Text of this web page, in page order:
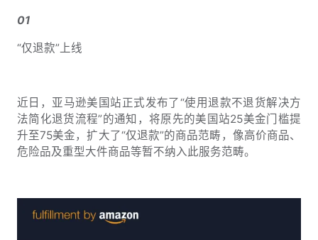
01
“仅退款”上线
近日，亚马逊美国站正式发布了“使用退款不退货解决方
法简化退货流程”的通知，将原先的美国站25美金门槛提
升至75美金，扩大了“仅退款”的商品范畴，像高价商品、
危险品及重型大件商品等暂不纳入此服务范畴。